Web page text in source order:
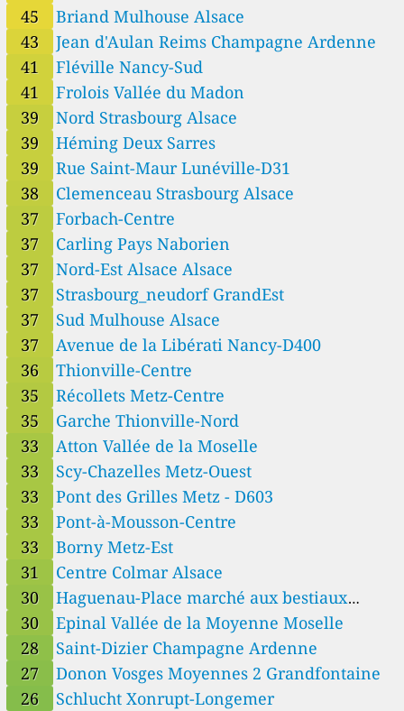
17
Nancy-Brabois 2, Villers-lès-Nancy, France
ST PARRES AUX TERTRE, Saint-Parres-aux-Tertres, France
Schlucht, Xonrupt-Longemer, France
Strasbourg Sud 2, Geispolsheim-Gare, France
18
Vosges du Nord, La Petite-Pierre, France
45
Briand Mulhouse Alsace
43
Jean d'Aulan Reims Champagne Ardenne
41
Fléville Nancy-Sud
41
Frolois Vallée du Madon
39
Nord Strasbourg Alsace
39
Héming Deux Sarres
39
Rue Saint-Maur Lunéville-D31
38
Clemenceau Strasbourg Alsace
37
Forbach-Centre
37
Carling Pays Naborien
37
Nord-Est Alsace Alsace
37
Strasbourg_neudorf GrandEst
37
Sud Mulhouse Alsace
37
Avenue de la Libérati Nancy-D400
36
Thionville-Centre
35
Récollets Metz-Centre
35
Garche Thionville-Nord
33
Atton Vallée de la Moselle
33
Scy-Chazelles Metz-Ouest
33
Pont des Grilles Metz - D603
33
Pont-à-Mousson-Centre
33
Borny Metz-Est
31
Centre Colmar Alsace
30
Haguenau-Place marché aux bestiaux
GrandEst
30
Epinal Vallée de la Moyenne Moselle
28
Saint-Dizier Champagne Ardenne
27
Donon Vosges Moyennes 2 Grandfontaine
26
Schlucht Xonrupt-Longemer